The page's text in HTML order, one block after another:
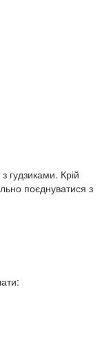
гудзиками. Крій
поєднуватися з